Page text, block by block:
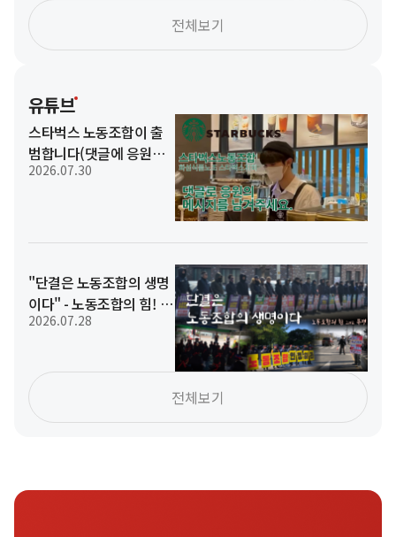
전체보기
유튜브
스타벅스 노동조합이 출
범합니다(댓글에 응원의
메시지를 남겨주세요 ^^)
2026.07.30
"단결은 노동조합의 생명
이다" - 노동조합의 힘! 단
결투쟁
2026.07.28
전체보기